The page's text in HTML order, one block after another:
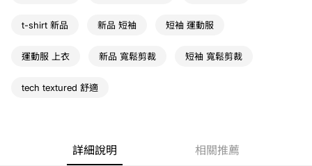
t-shirt 新品 新品 短袖 短袖 運動服
運動服 上衣 新品 寬鬆剪裁 短袖 寬鬆剪裁
tech textured 舒適
詳細說明 相關推薦